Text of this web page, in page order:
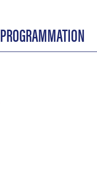
PROGRAMMATION